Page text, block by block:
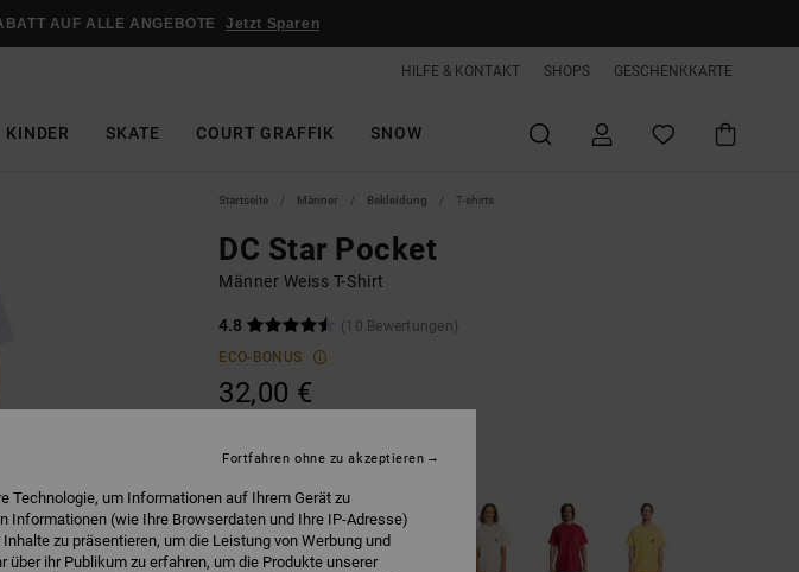
AUF ALLE ANGEBOTE Jetzt Sparen
HILFE & KONTAKT SHOPS GESCHENKKARTE
KINDER SKATE COURT GRAFFIK SNOW
Startseite Männer Bekleidung T-shirts
DC Star Pocket
Männer Weiss T-Shirt
4.8
(10 Bewertungen)
ECO-BONUS
32,00 €
Technologie, um Informationen auf Ihrem Gerät zu
Informationen (wie Ihre Browserdaten und Ihre IP-Adresse)
zu präsentieren, um die Leistung von Werbung und
ihr Publikum zu erfahren, um die Produkte unserer
Fortfahren ohne zu akzeptieren